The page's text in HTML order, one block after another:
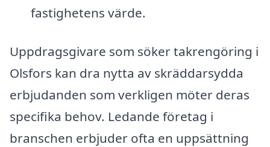
fastighetens värde.
Uppdragsgivare som söker takrengöring i
Olsfors kan dra nytta av skräddarsydda
erbjudanden som verkligen möter deras
specifika behov. Ledande företag i
branschen erbjuder ofta en uppsättning